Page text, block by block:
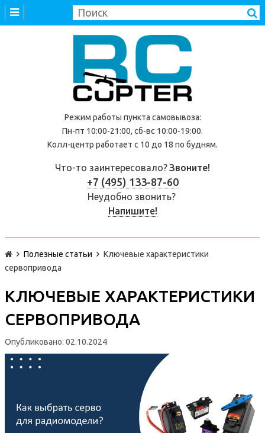
Режим работы пункта самовывоза:
Пн-пт 10:00-21:00, сб-вс 10:00-19:00.
Колл-центр работает с 10 до 18 по будням.
Что-то заинтересовало?Звоните!
+7 (495) 133-87-60
Неудобно звонить?
Напишите!
Полезные статьи
Ключевые характеристики
cервопривода
КЛЮЧЕВЫЕ ХАРАКТЕРИСТИКИ
CЕРВОПРИВОДА
Опубликовано: 02.10.2024